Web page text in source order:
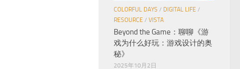
COLORFUL DAYS / DIGITAL LIFE /
RESOURCE / VISTA
Beyond the Game：聊聊《游
戏为什么好玩：游戏设计的奥
秘》
2025年10月2日